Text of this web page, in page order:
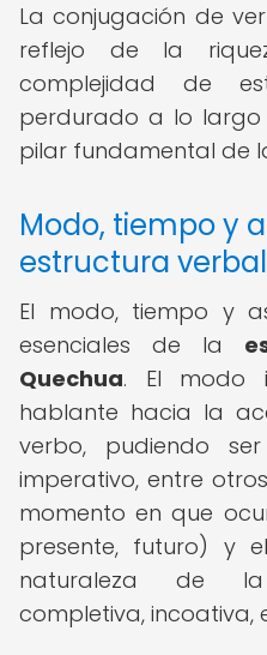
La conjugación de
reflejo de la
complejidad de
perdurado a lo largo
pilar fundamental de
Modo, tiempo y
estructura
El modo, tiempo y
esenciales de la
Quechua. El modo
hablante hacia la
verbo, pudiendo ser
imperativo, entre
momento en que
presente, futuro) y
naturaleza de
completiva, incoativa,